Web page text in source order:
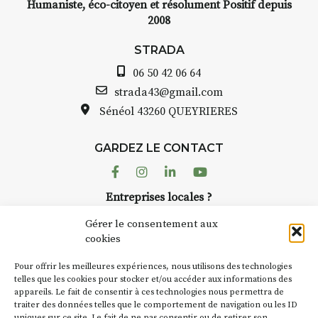
Gérer le consentement aux
cookies
Pour offrir les meilleures expériences, nous utilisons des technologies
telles que les cookies pour stocker et/ou accéder aux informations des
appareils. Le fait de consentir à ces technologies nous permettra de
traiter des données telles que le comportement de navigation ou les ID
avez ouvert une galerie à
Auzon…
Bernard TURLE Le Fumoir n’est
pas une galerie permanente.
AuzonToujoursorganise
dans le village. Des artistes et
caves, les granges d’Auzon. Le
Fumoir est l’un de ces espaces
d’autres activités culturelles de
la Petite Cité de Caractère. Par
exemple, l’installationCochon
Charbons’inscrit comme en
Humaniste, éco-citoyen et résolument Positif depuis
2008
STRADA
06 50 42 06 64
strada43@gmail.com
Sénéol 43260 QUEYRIERES
GARDEZ LE CONTACT
FacebookInstagram
LinkedinYoutube
Entreprises locales ?
Suivez toute l'actu de Strada